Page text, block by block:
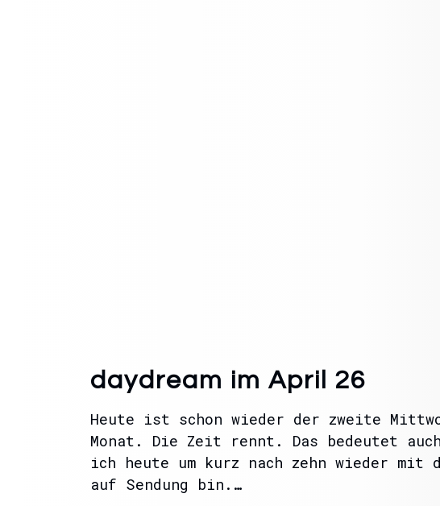
daydream im April 26
Heute ist schon wieder der zweite
Monat. Die Zeit rennt. Das bedeutet
ich heute um kurz nach zehn wieder mit
auf Sendung bin.…